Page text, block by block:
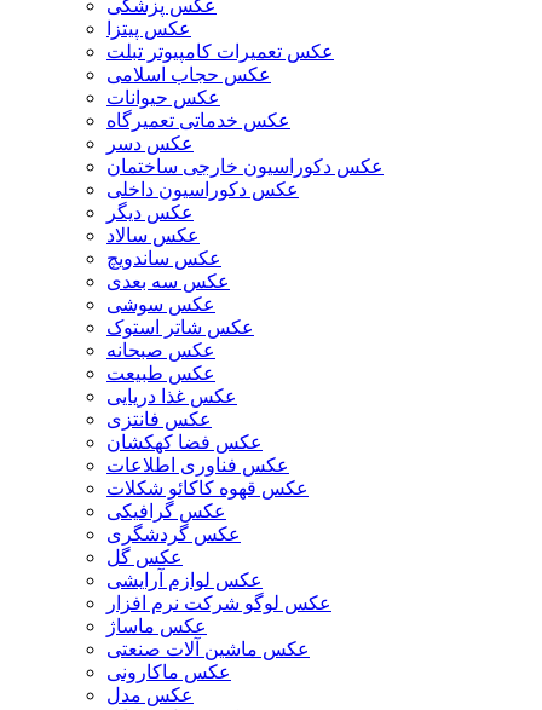
عکس پزشکی
عکس پیتزا
عکس تعمیرات کامپیوتر تبلت
عکس حجاب اسلامی
عکس حیوانات
عکس خدماتی تعمیرگاه
عکس دسر
عکس دکوراسیون خارجی ساختمان
عکس دکوراسیون داخلی
عکس دیگر
عکس سالاد
عکس ساندویچ
عکس سه بعدی
عکس سوشی
عکس شاتر استوک
عکس صبحانه
عکس طبیعت
عکس غذا دریایی
عکس فانتزی
عکس فضا کهکشان
عکس فناوری اطلاعات
عکس قهوه کاکائو شکلات
عکس گرافیکی
عکس گردشگری
عکس گل
عکس لوازم آرایشی
عکس لوگو شرکت نرم افزار
عکس ماساژ
عکس ماشین آلات صنعتی
عکس ماکارونی
عکس مدل